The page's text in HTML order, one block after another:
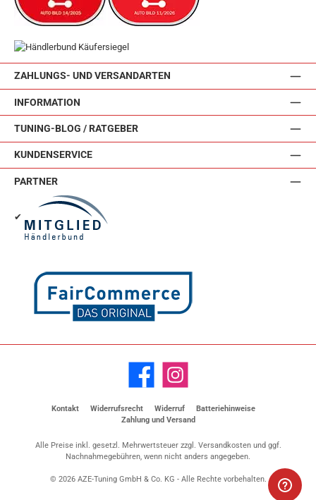
ZAHLUNGS- UND VERSANDARTEN
INFORMATION
TUNING-BLOG / RATGEBER
KUNDENSERVICE
PARTNER
✔
Facebook Instagram
Kontakt Widerrufsrecht Widerruf
Batteriehinweise
Zahlung und Versand
Alle Preise inkl. gesetzl. Mehrwertsteuer zzgl. Versandkostenund ggf.
Nachnahmegebühren, wenn nicht anders angegeben.
© 2026 AZE-Tuning GmbH & Co. KG - Alle Rechte vorbehalten.